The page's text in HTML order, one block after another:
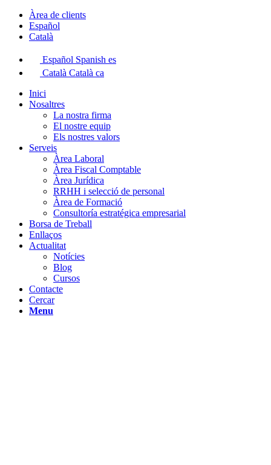
Àrea de clients
Español
Català
Español Spanish es
Català Català ca
Inici
Nosaltres
La nostra firma
El nostre equip
Els nostres valors
Serveis
Àrea Laboral
Àrea Fiscal Comptable
Àrea Jurídica
RRHH i selecció de personal
Àrea de Formació
Consultoría estratégica empresarial
Borsa de Treball
Enllaços
Actualitat
Notícies
Blog
Cursos
Contacte
Cercar
Menu